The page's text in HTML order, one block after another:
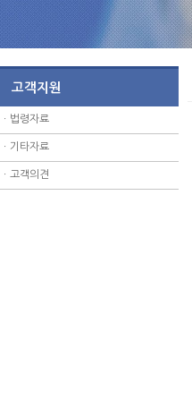
고객지원
ㆍ 법령자료
ㆍ 기타자료
ㆍ 고객의견